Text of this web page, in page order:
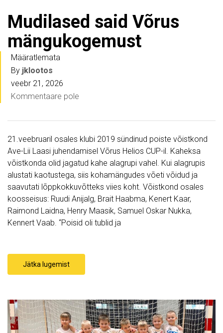
Mudilased said Võrus
mängukogemust
Määratlemata
By jklootos
veebr 21, 2026
Kommentaare pole
21.veebruaril osales klubi 2019 sündinud poiste võistkond
Ave-Lii Laasi juhendamisel Võrus Helios CUP-il. Kaheksa
võistkonda olid jagatud kahe alagrupi vahel. Kui alagrupis
alustati kaotustega, siis kohamängudes võeti võidud ja
saavutati lõppkokkuvõtteks viies koht. Võistkond osales
koosseisus: Ruudi Anijalg, Brait Haabma, Kenert Kaar,
Raimond Laidna, Henry Maasik, Samuel Oskar Nukka,
Kennert Vaab. “Poisid oli tublid ja
Jätka lugemist